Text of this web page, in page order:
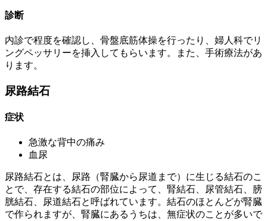
診断
内診で程度を確認し、骨盤底筋体操を行ったり、婦人科でリ
ングペッサリーを挿入してもらいます。また、手術療法があ
ります。
尿路結石
症状
急激な背中の痛み
血尿
尿路結石とは、尿路（腎臓から尿道まで）に生じる結石のこ
とで、存在する結石の部位によって、腎結石、尿管結石、膀
胱結石、尿道結石と呼ばれています。結石のほとんどが腎臓
で作られますが、腎臓にあるうちは、無症状のことが多いで